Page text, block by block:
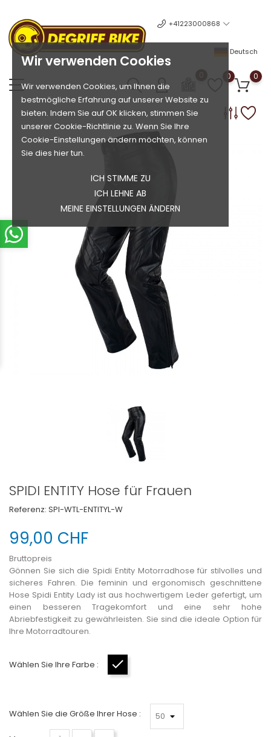
Wir verwenden Cookies
Wir verwenden Cookies, um Ihnen die
bestmögliche Erfahrung auf unserer Website zu
bieten. Indem Sie auf OK klicken, stimmen Sie
unserer Cookie-Richtlinie zu. Wenn Sie Ihre
Cookie-Einstellungen ändern möchten, können
Sie dies hier tun.
ICH STIMME ZU
ICH LEHNE AB
MEINE EINSTELLUNGEN ÄNDERN
+41223000868
Deutsch
0 0
SPIDI ENTITY Hose für Frauen
Referenz: SPI-WTL-ENTITYL-W
99,00 CHF
Bruttopreis
Gönnen Sie sich die Spidi Entity Motorradhose für stilvolles und
sicheres Fahren. Die feminin und ergonomisch geschnittene
Hose Spidi Entity Lady ist aus hochwertigem Leder gefertigt, um
einen besseren Tragekomfort und eine sehr hohe
Abriebfestigkeit zu gewährleisten. Sie sind die ideale Option für
Ihre Motorradtouren.
Wählen Sie Ihre Farbe :
Wählen Sie die Größe Ihrer Hose :